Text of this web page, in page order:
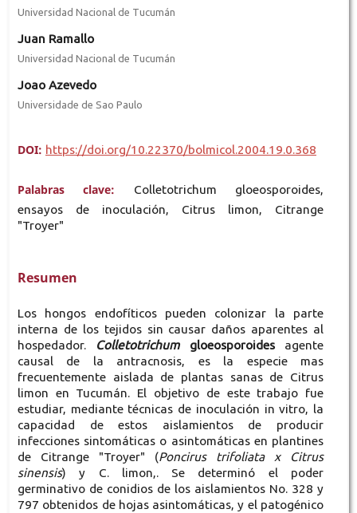
Universidad Nacional de Tucumán
Juan Ramallo
Universidad Nacional de Tucumán
Joao Azevedo
Universidade de Sao Paulo
DOI: https://doi.org/10.22370/bolmicol.2004.19.0.368
Palabras clave:
Colletotrichum gloeosporoides,
ensayos de inoculación, Citrus limon, Citrange
"Troyer"
Resumen
Los hongos endofíticos pueden colonizar la parte
interna de los tejidos sin causar daños aparentes al
hospedador. Colletotrichumgloeosporoidesagente
causal de la antracnosis, es la especie mas
frecuentemente aislada de plantas sanas de Citrus
limon en Tucumán. El objetivo de este trabajo fue
estudiar, mediante técnicas de inoculación in vitro, la
capacidad de estos aislamientos de producir
infecciones sintomáticas o asintomáticas en plantines
de Citrange "Troyer" (Poncirus trifoliata x Citrus
sinensis) y C. limon,. Se determinó el poder
germinativo de conidios de los aislamientos No. 328 y
797 obtenidos de hojas asintomáticas, y el patogénico